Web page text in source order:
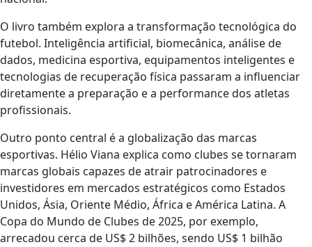
O livro também explora a transformação tecnológica do
futebol. Inteligência artificial, biomecânica, análise de
dados, medicina esportiva, equipamentos inteligentes e
tecnologias de recuperação física passaram a influenciar
diretamente a preparação e a performance dos atletas
profissionais.
Outro ponto central é a globalização das marcas
esportivas. Hélio Viana explica como clubes se tornaram
marcas globais capazes de atrair patrocinadores e
investidores em mercados estratégicos como Estados
Unidos, Ásia, Oriente Médio, África e América Latina. A
Copa do Mundo de Clubes de 2025, por exemplo,
arrecadou cerca de US$ 2 bilhões, sendo US$ 1 bilhão